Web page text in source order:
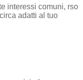
interessi comuni, rso
adatti al tuo